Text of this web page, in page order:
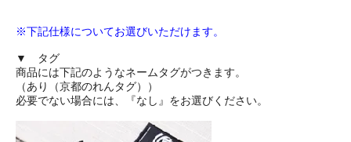
※下記仕様についてお選びいただけます。
▼ タグ
商品には下記のようなネームタグがつきます。
（あり（京都のれんタグ））
必要でない場合には、『なし』をお選びください。